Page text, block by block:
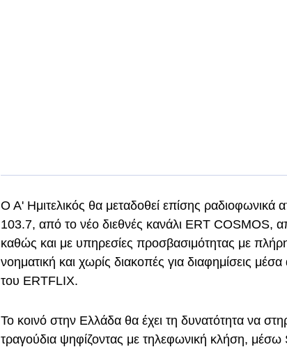
Ο Α' Ημιτελικός θα μεταδοθεί επίσης
103.7, από τo νέο διεθνές κανάλι ERT COSMOS,
καθώς και με υπηρεσίες προσβασιμότητας με πλήρη
νοηματική και χωρίς διακοπές για διαφημίσεις
του ERTFLIX.
Το κοινό στην Ελλάδα θα έχει τη δυνατότητα να
τραγούδια ψηφίζοντας με τηλεφωνική κλήση,